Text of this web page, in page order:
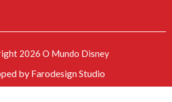
2026 O Mundo Disney
by Farodesign Studio